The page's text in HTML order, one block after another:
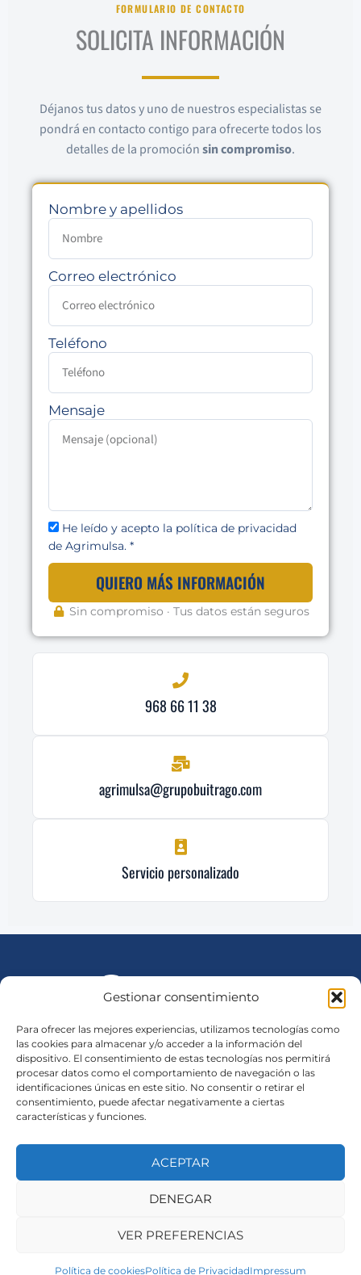
Gestionar consentimiento
Para ofrecer las mejores experiencias, utilizamos tecnologías como
las cookies para almacenar y/o acceder a la información del
dispositivo. El consentimiento de estas tecnologías nos permitirá
procesar datos como el comportamiento de navegación o las
identificaciones únicas en este sitio. No consentir o retirar el
consentimiento, puede afectar negativamente a ciertas
características y funciones.
ACEPTAR
DENEGAR
VER PREFERENCIAS
Política de cookiesPolítica de PrivacidadImpressum
FORMULARIO DE CONTACTO
SOLICITA INFORMACIÓN
Déjanos tus datos y uno de nuestros especialistas se
pondrá en contacto contigo para ofrecerte todos los
detalles de la promociónsin compromiso.
Nombre y apellidos
Correo electrónico
Teléfono
Mensaje
He leído y acepto la política de privacidad
de Agrimulsa. *
QUIERO MÁS INFORMACIÓN
Sin compromiso · Tus datos están seguros
968 66 11 38
agrimulsa@grupobuitrago.com
Servicio personalizado
Consesionario Oficial New Holland en Murcia, Alicante y
Valencia
Sede Central (Mula)
Lunes a Viernes: 07:00-18:30
Sábados: 08:30 - 13:00
Política de Cookies